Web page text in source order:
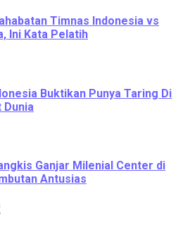
Timnas Indonesia vs
Ini Kata Pelatih
Buktikan Punya Taring Di
Dunia
Ganjar Milenial Center di
Antusias